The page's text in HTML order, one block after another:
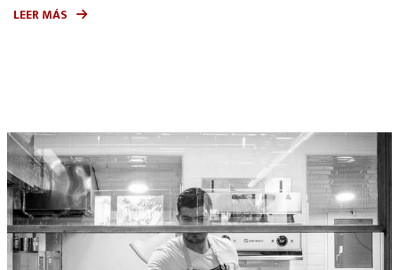
LEER MÁS